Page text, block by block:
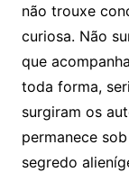
não trouxe
curiosa. Não
que
toda forma,
surgiram os
permanece
segredo